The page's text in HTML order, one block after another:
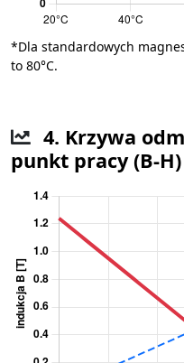
*Dla standardowych
to 80°C.
4. Krzywa
punkt pracy (B-H)